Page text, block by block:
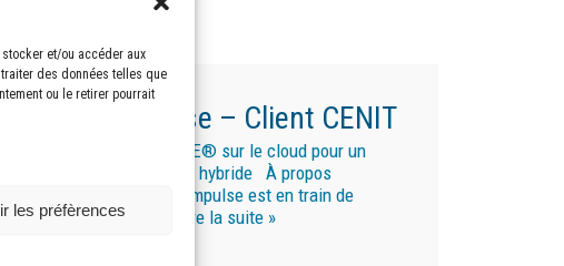
et/ou accéder aux
des données telles que
ou le retirer pourrait
les préfèrences
Hyimpulse – Client CENIT
3DEXPERIENCE® sur le cloud pour un
projet de fusée hybride À propos
HyImpulse HyImpulse est en train de
développer…
Lire la suite »